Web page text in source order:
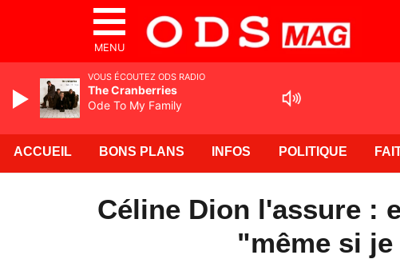
MENU
ACCUEIL BONS PLANS INFOS POLITIQUE
Céline Dion l'assure :
"même si
VOUS ÉCOUTEZ ODS RADIO
The Cranberries
Ode To My Family